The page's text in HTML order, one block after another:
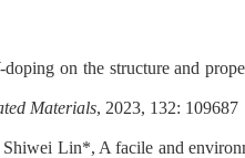
on the structure and
Materials, 2023, 132: 109687
Lin*, A facile and